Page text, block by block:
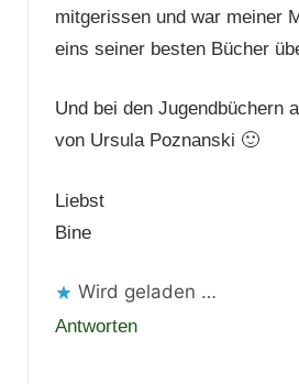
mitgerissen und war meiner
eins seiner besten Bücher
Und bei den Jugendbüchern
von Ursula Poznanski 🙂
Liebst
Bine
Wird geladen …
Antworten